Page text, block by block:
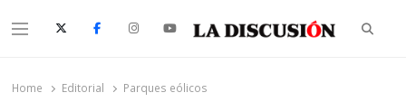
Menu
Home Editorial Parques eólicos